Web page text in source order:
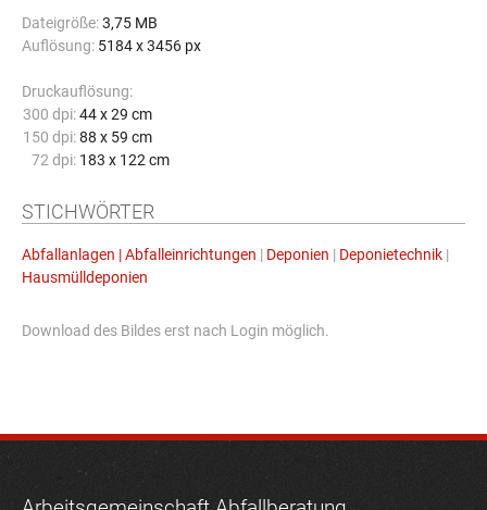
Dateigröße:3,75 MB
Auflösung: 5184 x 3456 px
Druckauflösung:
300 dpi: 44 x 29 cm
150 dpi: 88 x 59 cm
72 dpi: 183 x 122 cm
STICHWÖRTER
Abfallanlagen | Abfalleinrichtungen | Deponien | Deponietechnik |
Hausmülldeponien
Download des Bildes erst nach Login möglich.